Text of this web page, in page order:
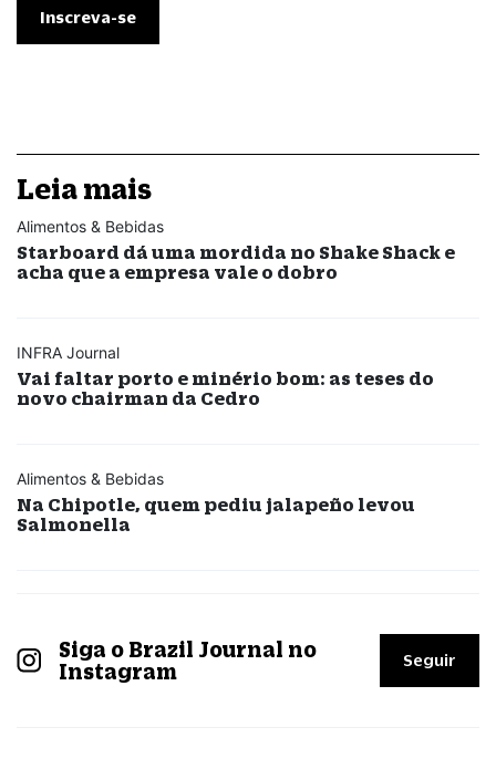
Leia mais
Alimentos & Bebidas
Starboard dá uma mordida no Shake Shack e
acha que a empresa vale o dobro
INFRA Journal
Vai faltar porto e minério bom: as teses do
novo chairman da Cedro
Alimentos & Bebidas
Na Chipotle, quem pediu jalapeño levou
Salmonella
Siga o Brazil Journal no
Instagram
Seguir